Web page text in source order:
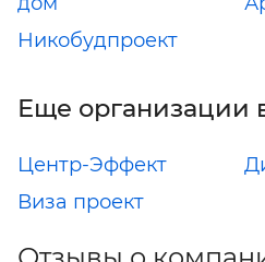
Никобудпроект
Еще организации
Центр-Эффект
Виза проект